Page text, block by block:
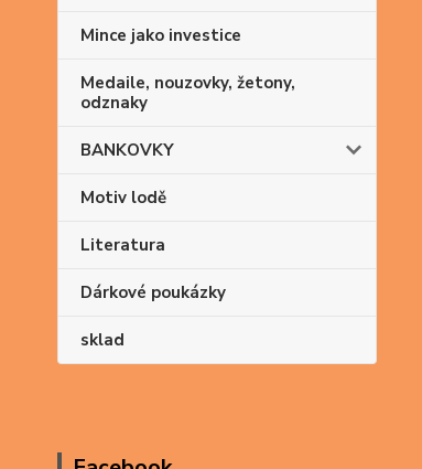
Mince jako investice
Medaile, nouzovky, žetony,
odznaky
BANKOVKY
Motiv lodě
Literatura
Dárkové poukázky
sklad